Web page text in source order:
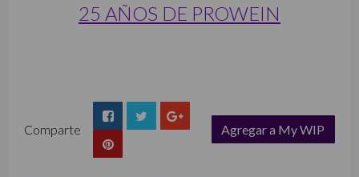
25 AÑOS DE PROWEIN
Comparte
Agregar a My WIP